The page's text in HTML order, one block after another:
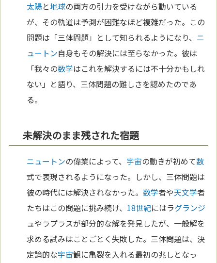
太陽と地球の両方の引力を受けながら動いている
が、その軌道は予測が困難なほど複雑だった。この
問題は「三体問題」として知られるようになり、 ニ
ュートン自身もその解決には至らなかった。彼は
「我々の数学はこれを解決するには不十分かもしれ
ない」と語り、三体問題の難しさを認めたのであ
る。
未解決のまま残された宿題
ニュートンの偉業によって、 宇宙の動きが初めて数
式で表現されるようになった。しかし、三体問題は
彼の時代には解決されなかった。数学者や天文学者
たちはこの問題に挑み続け、 18世紀にはラグランジ
ュやラプラスが部分的な解を発見したが、一般解を
求める試みはことごとく失敗した。三体問題は、決
定論的な宇宙観に亀裂を入れる最初の兆しとなっ